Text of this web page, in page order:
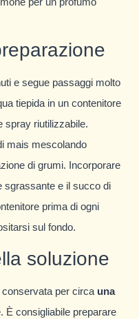
e segue passaggi molto
tiepida in un contenitore
spray riutilizzabile.
mais mescolando
di grumi. Incorporare
sgrassante e il succo di
prima di ogni
sul fondo.
soluzione
per circa una
È consigliabile preparare